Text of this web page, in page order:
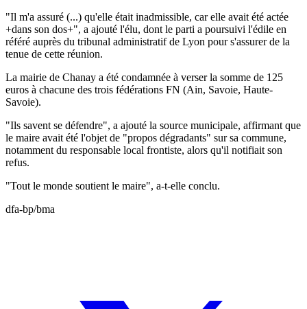
"Il m'a assuré (...) qu'elle était inadmissible, car elle avait été actée
+dans son dos+", a ajouté l'élu, dont le parti a poursuivi l'édile en
référé auprès du tribunal administratif de Lyon pour s'assurer de la
tenue de cette réunion.
La mairie de Chanay a été condamnée à verser la somme de 125
euros à chacune des trois fédérations FN (Ain, Savoie, Haute-
Savoie).
"Ils savent se défendre", a ajouté la source municipale, affirmant que
le maire avait été l'objet de "propos dégradants" sur sa commune,
notamment du responsable local frontiste, alors qu'il notifiait son
refus.
"Tout le monde soutient le maire", a-t-elle conclu.
dfa-bp/bma